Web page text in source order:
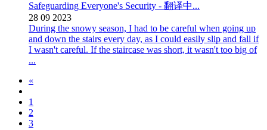
Safeguarding Everyone's Security - 翻译中...
28 09 2023
During the snowy season, I had to be careful when going up
and down the stairs every day, as I could easily slip and fall if
I wasn't careful. If the staircase was short, it wasn't too big of
...
«
1
2
3